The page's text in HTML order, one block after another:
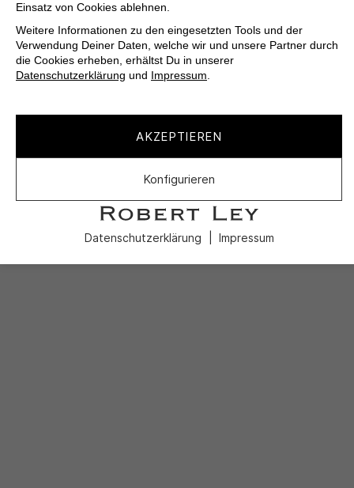
Einsatz von Cookies ablehnen.
Weitere Informationen zu den eingesetzten Tools und der
Verwendung Deiner Daten, welche wir und unsere Partner durch
die Cookies erheben, erhältst Du in unserer
Datenschutzerklärung und Impressum.
AKZEPTIEREN
Konfigurieren
Datenschutzerklärung Impressum